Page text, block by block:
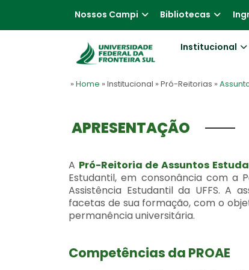
Nossos Campi Bibliotecas
Institucional
» Home » Institucional » Pró-Reitorias »
APRESENTAÇÃO
A Pró-Reitoria de Assuntos
Estudantil, em consonância com a
Assistência Estudantil da UFFS. A
facetas de sua formação, com o
permanência universitária.
Competências da PROAE